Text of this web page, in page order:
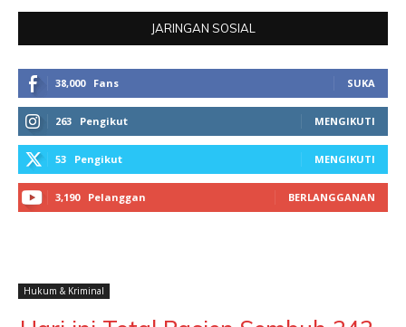
JARINGAN SOSIAL
38,000 Fans SUKA
263 Pengikut MENGIKUTI
53 Pengikut MENGIKUTI
3,190 Pelanggan BERLANGGANAN